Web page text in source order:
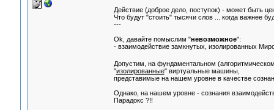
Действие (доброе дело, поступок) - может быть
Что будут "стоить" тысячи слов ... когда важнее
---
Ok, давайте помыслим "невозможное":
- взаимодействие замкнутых, изолированных
Допустим, на фундаментальном
"изолированные" виртуальные машины,
представимые на нашем уровне в качестве
Однако, на нашем уровне - сознания
Парадокс ?!!